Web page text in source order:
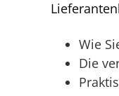
Wie
Die